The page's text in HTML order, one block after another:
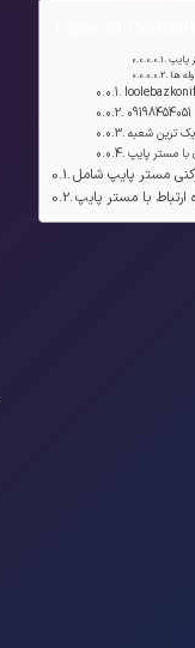
پایپ
ها
09198454051
ترین شعبه
با مستر پایپ
ارتباط با مستر پایپ